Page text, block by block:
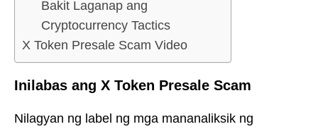
Bakit Laganap ang
Cryptocurrency Tactics
X Token Presale Scam Video
Inilabas ang X Token Presale Scam
Nilagyan ng label ng mga mananaliksik ng